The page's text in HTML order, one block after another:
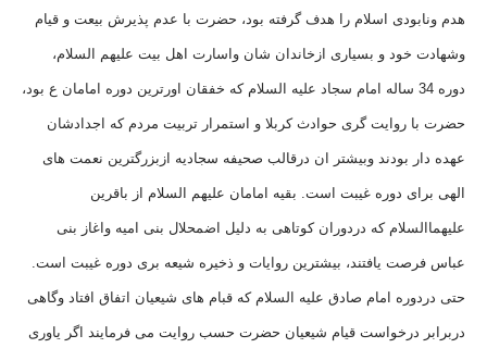
هدم ونابودی اسلام را هدف گرفته بود، حضرت با عدم پذیرش بیعت و قیام
وشهادت خود و بسیاری ازخاندان شان واسارت اهل بیت علیهم السلام،
دوره 34 ساله امام سجاد علیه السلام که خفقان اورترین دوره امامان ع بود،
حضرت با روایت گری حوادث کربلا و استمرار تربیت مردم که اجدادشان
عهده دار بودند وبیشتر ان درقالب صحیفه سجادیه ازبزرگترین نعمت های
الهی برای دوره غیبت است. بقیه امامان علیهم السلام از باقرین
علیهماالسلام که دردوران کوتاهی به دلیل اضمحلال بنی امیه واغاز بنی
عباس فرصت یافتند، بیشترین روایات و ذخیره شیعه بری دوره غیبت است.
حتی دردوره امام صادق علیه السلام که قبام های شیعیان اتفاق افتاد وگاهی
دربرابر درخواست قیام شیعیان حضرت حسب روایت می فرمایند اگر یاوری